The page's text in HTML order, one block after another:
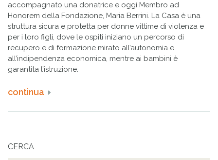
accompagnato una donatrice e oggi Membro ad
Honorem della Fondazione, Maria Berrini. La Casa è una
struttura sicura e protetta per donne vittime di violenza e
per i loro figli, dove le ospiti iniziano un percorso di
recupero e di formazione mirato all’autonomia e
all’indipendenza economica, mentre ai bambini è
garantita l’istruzione.
continua
CERCA